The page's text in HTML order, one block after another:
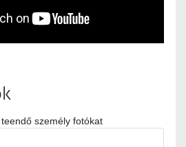
személy fotókat